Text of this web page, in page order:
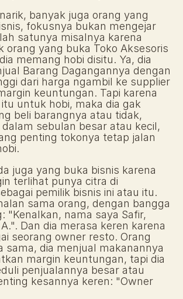
banyak juga orang yang
fokusnya bukan mengejar
satunya misalnya karena
orang yang buka Toko Aksesoris
memang hobi disitu. Ya, dia
Barang Dagangannya dengan
dari harga ngambil ke supplier
keuntungan. Tapi karena
untuk hobi, maka dia gak
beli barangnya atau tidak,
sebulan besar atau kecil,
penting tokonya tetap jalan
juga yang buka bisnis karena
terlihat punya citra di
pemilik bisnis ini atau itu.
sama orang, dengan bangga
"Kenalkan, nama saya Safir,
Dan dia merasa keren karena
seorang owner resto. Orang
sama, dia menjual makanannya
margin keuntungan, tapi dia
penjualannya besar atau
kesannya keren: "Owner